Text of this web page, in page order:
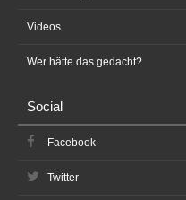
Videos
Wer hätte das gedacht?
Social
Facebook
Twitter